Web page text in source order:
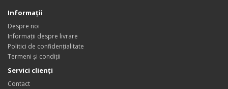
Informații
Despre noi
Informații despre livrare
Politici de confidențialitate
Termeni și condiții
Servici clienți
Contact